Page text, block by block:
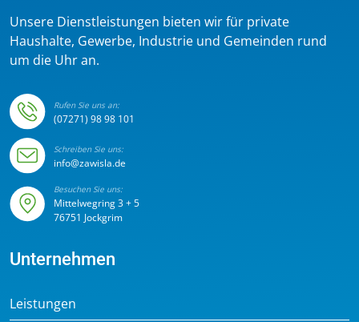
Unsere Dienstleistungen bieten wir für private
Haushalte, Gewerbe, Industrie und Gemeinden rund
um die Uhr an.
Rufen Sie uns an:
(07271) 98 98 101
Schreiben Sie uns:
info@zawisla.de
Besuchen Sie uns:
Mittelwegring 3 + 5
76751 Jockgrim
Unternehmen
Leistungen